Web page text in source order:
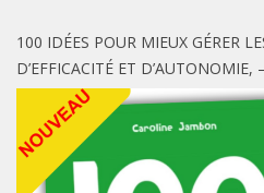
100 IDÉES POUR MIEUX GÉRER
D’EFFICACITÉ ET D’AUTONOMIE,